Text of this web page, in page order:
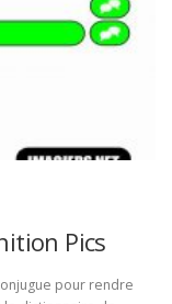
Pics
pour rendre